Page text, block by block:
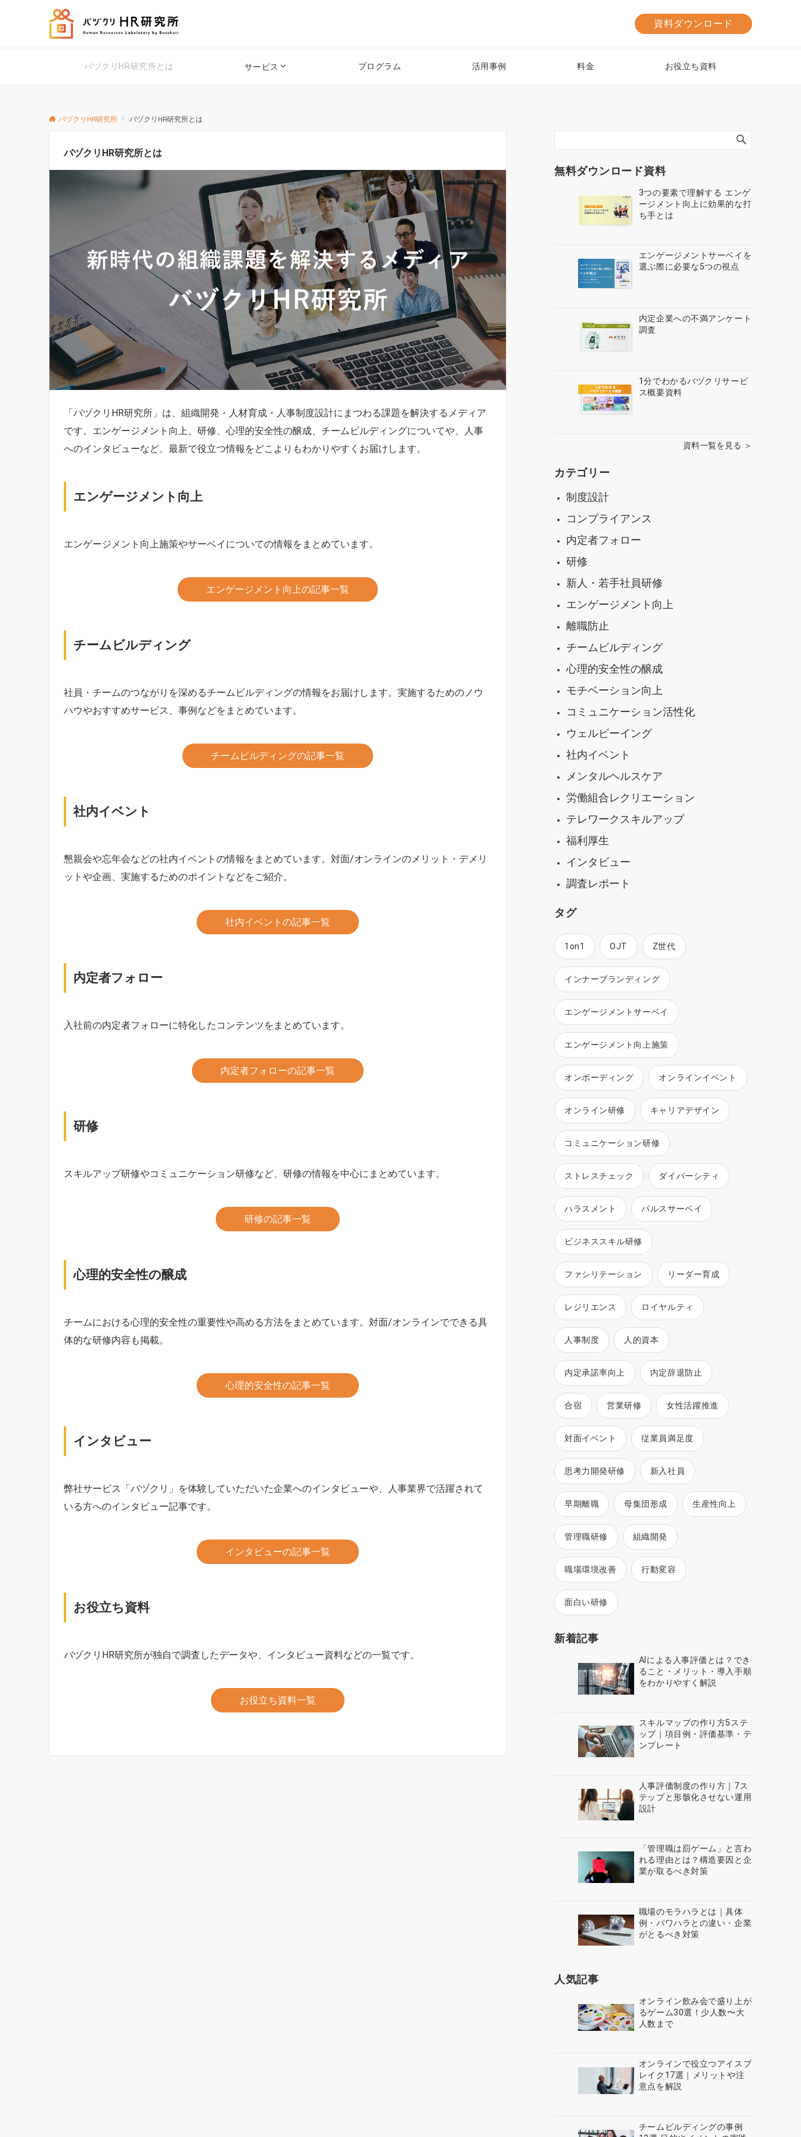
資料ダウンロード
バヅクリHR研究所とは サービス プログラム 活用事例 料金 お役立ち資料
バヅクリHR研究所 バヅクリHR研究所とは
バヅクリHR研究所とは
「バヅクリHR研究所」は、組織開発・人材育成・人事制度設計にまつわる課題を解決するメディア
です。エンゲージメント向上、研修、心理的安全性の醸成、チームビルディングについてや、人事
へのインタビューなど、最新で役立つ情報をどこよりもわかりやすくお届けします。
エンゲージメント向上
エンゲージメント向上施策やサーベイについての情報をまとめています。
エンゲージメント向上の記事一覧
チームビルディング
社員・チームのつながりを深めるチームビルディングの情報をお届けします。実施するためのノウ
ハウやおすすめサービス、事例などをまとめています。
チームビルディングの記事一覧
社内イベント
懇親会や忘年会などの社内イベントの情報をまとめています。対面/オンラインのメリット・デメリ
ットや企画、実施するためのポイントなどをご紹介。
社内イベントの記事一覧
内定者フォロー
入社前の内定者フォローに特化したコンテンツをまとめています。
内定者フォローの記事一覧
研修
スキルアップ研修やコミュニケーション研修など、研修の情報を中心にまとめています。
研修の記事一覧
心理的安全性の醸成
チームにおける心理的安全性の重要性や高める方法をまとめています。対面/オンラインでできる具
体的な研修内容も掲載。
心理的安全性の記事一覧
インタビュー
弊社サービス「バヅクリ」を体験していただいた企業へのインタビューや、人事業界で活躍されて
いる方へのインタビュー記事です。
インタビューの記事一覧
お役立ち資料
バヅクリHR研究所が独自で調査したデータや、インタビュー資料などの一覧です。
お役立ち資料一覧
無料ダウンロード資料
3つの要素で理解する エンゲ
ージメント向上に効果的な打
ち手とは
エンゲージメントサーベイを
選ぶ際に必要な5つの視点
内定企業への不満アンケート
調査
1分でわかるバヅクリサービ
ス概要資料
資料一覧を見る ＞
カテゴリー
制度設計
コンプライアンス
内定者フォロー
研修
新人・若手社員研修
エンゲージメント向上
離職防止
チームビルディング
心理的安全性の醸成
モチベーション向上
コミュニケーション活性化
ウェルビーイング
社内イベント
メンタルヘルスケア
労働組合レクリエーション
テレワークスキルアップ
福利厚生
インタビュー
調査レポート
タグ
1on1 OJT Z世代
インナーブランディング
エンゲージメントサーベイ
エンゲージメント向上施策
オンボーディング オンラインイベント
オンライン研修 キャリアデザイン
コミュニケーション研修
ストレスチェック ダイバーシティ
ハラスメント パルスサーベイ
ビジネススキル研修
ファシリテーション リーダー育成
レジリエンス ロイヤルティ
人事制度 人的資本
内定承諾率向上 内定辞退防止
合宿 営業研修 女性活躍推進
対面イベント 従業員満足度
思考力開発研修 新入社員
早期離職 母集団形成 生産性向上
管理職研修 組織開発
職場環境改善 行動変容
面白い研修
新着記事
AIによる人事評価とは？でき
ること・メリット・導入手順
をわかりやすく解説
スキルマップの作り方5ステ
ップ｜項目例・評価基準・テ
ンプレート
人事評価制度の作り方｜7ス
テップと形骸化させない運用
設計
「管理職は罰ゲーム」と言わ
れる理由とは？構造要因と企
業が取るべき対策
職場のモラハラとは｜具体
例・パワハラとの違い・企業
がとるべき対策
人気記事
オンライン飲み会で盛り上が
るゲーム30選！少人数〜大
人数まで
オンラインで役立つアイスブ
レイク17選｜メリットや注
意点を解説
チームビルディングの事例